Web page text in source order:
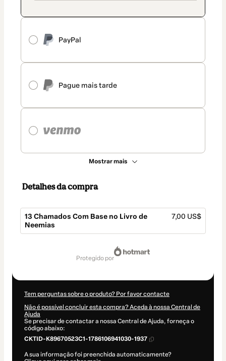
PayPal
Pague mais tarde
Mostrar mais
Detalhes da compra
13 Chamados Com Base no Livro de
Neemias
7,00 US$
protegido por
Tem perguntas sobre o produto? Por favor contacte
Não é possível concluir esta compra? Aceda à nossa Central de
Ajuda
Se precisar de contactar a nossa Central de Ajuda, forneça o
código abaixo:
CKTID-K89670523C1-1786106941030-1937
A sua informação foi preenchida automaticamente?